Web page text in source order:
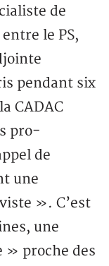
de
le PS,
pendant six
CADAC
pro-
de
une
». C’est
une
» proche des